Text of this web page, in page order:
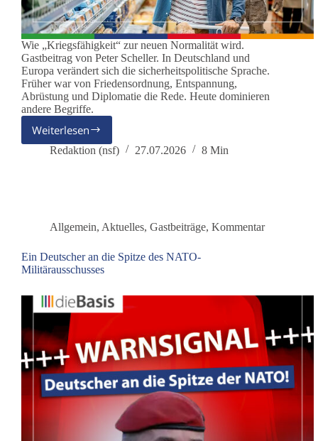
Wie „Kriegsfähigkeit“ zur neuen Normalität wird.
Gastbeitrag von Peter Scheller. In Deutschland und
Europa verändert sich die sicherheitspolitische Sprache.
Früher war von Friedensordnung, Entspannung,
Abrüstung und Diplomatie die Rede. Heute dominieren
andere Begriffe.
WeiterlesenDeutschland
übt
Redaktion (nsf) 27.07.2026 8 Min
Allgemein, Aktuelles, Gastbeiträge, Kommentar
Ein Deutscher an die Spitze des NATO-
Militärausschusses